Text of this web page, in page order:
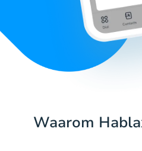
Waarom